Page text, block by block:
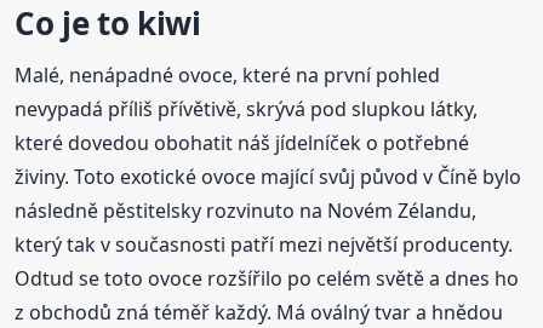
Co je to kiwi
Malé, nenápadné ovoce, které na první pohled
nevypadá příliš přívětivě, skrývá pod slupkou látky,
které dovedou obohatit náš jídelníček o potřebné
živiny. Toto exotické ovoce mající svůj původ v Číně bylo
následně pěstitelsky rozvinuto na Novém Zélandu,
který tak v současnosti patří mezi největší producenty.
Odtud se toto ovoce rozšířilo po celém světě a dnes ho
z obchodů zná téměř každý. Má oválný tvar a hnědou